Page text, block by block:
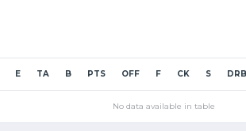
E TA B PTS OFF F CK S DRB
No data available in table